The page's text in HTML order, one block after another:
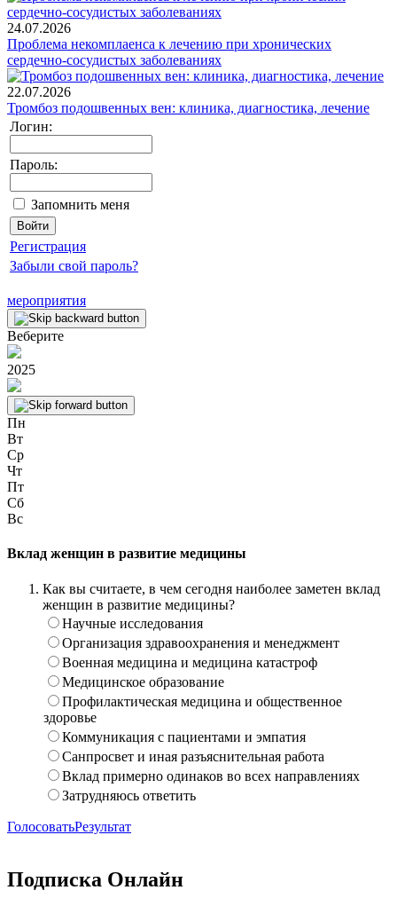
24.07.2026
Проблема некомплаенса к лечению при хронических
сердечно-сосудистых заболеваниях
22.07.2026
Тромбоз подошвенных вен: клиника, диагностика, лечение
Логин:
Пароль:
Запомнить меня
Регистрация
Забыли свой пароль?
мероприятия
Веберите
2025
Пн
Вт
Ср
Чт
Пт
Сб
Вс
Вклад женщин в развитие медицины
Как вы считаете, в чем сегодня наиболее заметен вклад
женщин в развитие медицины?
Научные исследования
Организация здравоохранения и менеджмент
Военная медицина и медицина катастроф
Медицинское образование
Профилактическая медицина и общественное
здоровье
Коммуникация с пациентами и эмпатия
Санпросвет и иная разъяснительная работа
Вклад примерно одинаков во всех направлениях
Затрудняюсь ответить
ГолосоватьРезультат
Подписка Онлайн